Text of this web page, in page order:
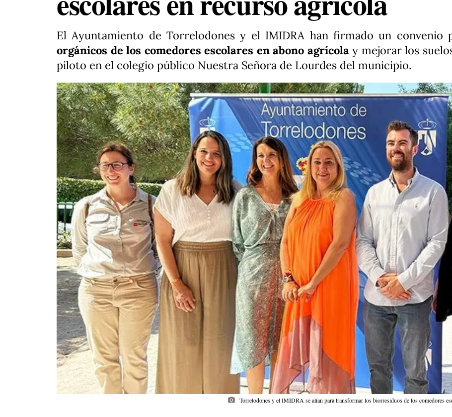
El Ayuntamiento de Torrelodones y el IMIDRA han firmado un convenio
orgánicos de los comedores escolares en abono agrícolay mejorar los
piloto en el colegio público Nuestra Señora de Lourdes del municipio.
photo_camera Torrelodones y el IMIDRA se alían para transformar los biorresiduos de los comedores